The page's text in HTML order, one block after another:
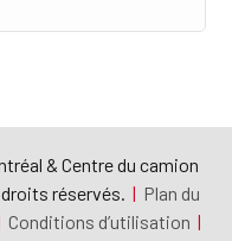
& Centre du camion
réservés. | Plan du
Conditions d’utilisation |